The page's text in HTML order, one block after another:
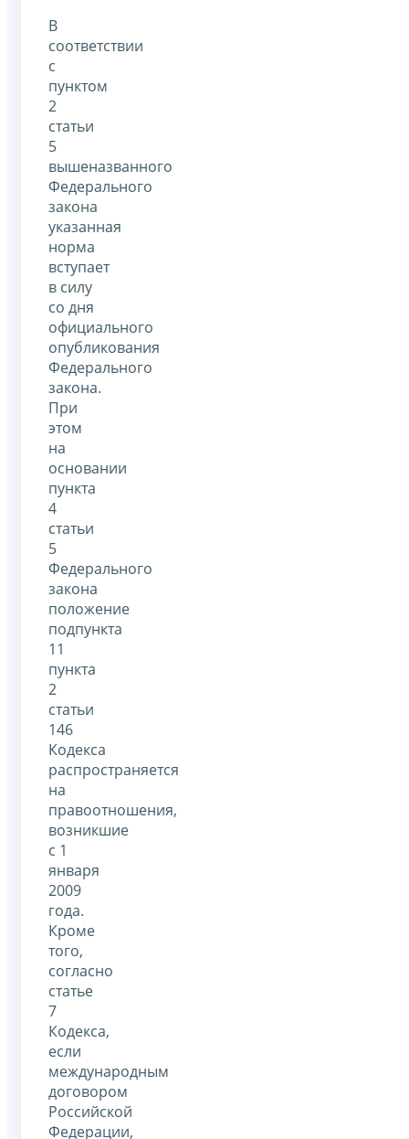
В
соответствии
с
пунктом
2
статьи
5
вышеназванного
Федерального
закона
указанная
норма
вступает
в силу
со дня
официального
опубликования
Федерального
закона.
При
этом
на
основании
пункта
4
статьи
5
Федерального
закона
положение
подпункта
11
пункта
2
статьи
146
Кодекса
распространяется
на
правоотношения,
возникшие
с 1
января
2009
года.
Кроме
того,
согласно
статье
7
Кодекса,
если
международным
договором
Российской
Федерации,